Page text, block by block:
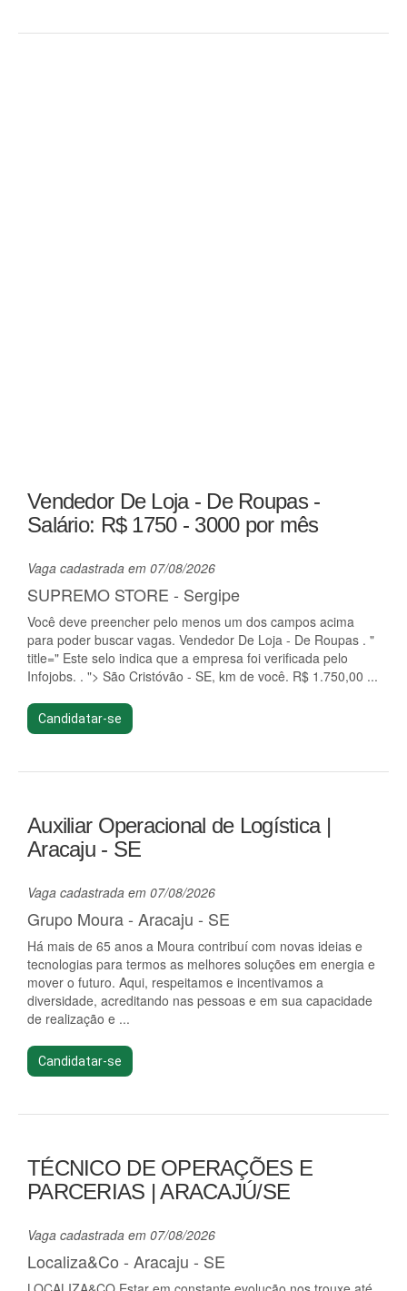
Vendedor De Loja - De Roupas -
Salário: R$ 1750 - 3000 por mês
Vaga cadastrada em 07/08/2026
SUPREMO STORE - Sergipe
Você deve preencher pelo menos um dos campos acima
para poder buscar vagas. Vendedor De Loja - De Roupas . "
title=" Este selo indica que a empresa foi verificada pelo
Infojobs. . "> São Cristóvão - SE, km de você. R$ 1.750,00 ...
Candidatar-se
Auxiliar Operacional de Logística |
Aracaju - SE
Vaga cadastrada em 07/08/2026
Grupo Moura - Aracaju - SE
Há mais de 65 anos a Moura contribuí com novas ideias e
tecnologias para termos as melhores soluções em energia e
mover o futuro. Aqui, respeitamos e incentivamos a
diversidade, acreditando nas pessoas e em sua capacidade
de realização e ...
Candidatar-se
TÉCNICO DE OPERAÇÕES E
PARCERIAS | ARACAJÚ/SE
Vaga cadastrada em 07/08/2026
Localiza&Co - Aracaju - SE